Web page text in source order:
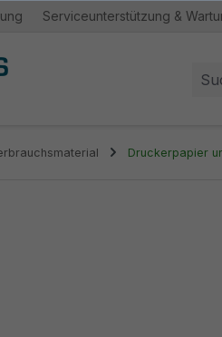
Serviceunterstützung &
Druckerpapier